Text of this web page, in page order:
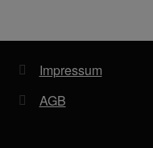
Impressum
AGB